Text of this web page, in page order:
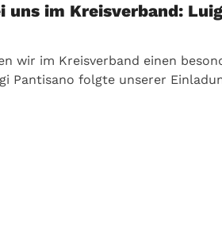
uns im Kreisverband:
wir im Kreisverband einen
Pantisano folgte unserer